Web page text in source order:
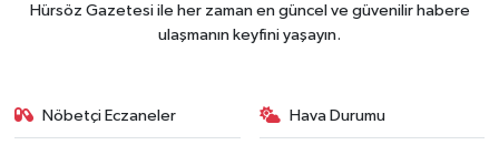
Hürsöz Gazetesi ile her zaman en güncel ve güvenilir habere
ulaşmanın keyfini yaşayın.
Nöbetçi Eczaneler Hava Durumu